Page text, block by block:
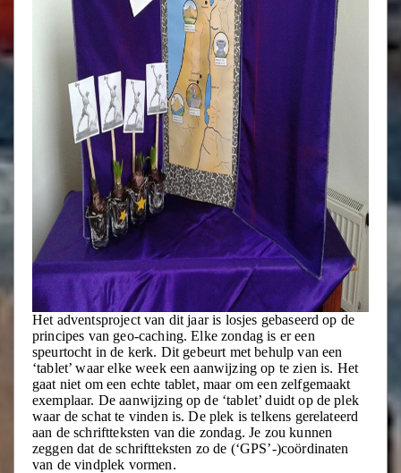
Het adventsproject van dit jaar is losjes gebaseerd op de
principes van geo-caching. Elke zondag is er een
speurtocht in de kerk. Dit gebeurt met behulp van een
‘tablet’ waar elke week een aanwijzing op te zien is. Het
gaat niet om een echte tablet, maar om een zelfgemaakt
exemplaar. De aanwijzing op de ‘tablet’ duidt op de plek
waar de schat te vinden is. De plek is telkens gerelateerd
aan de schriftteksten van die zondag. Je zou kunnen
zeggen dat de schriftteksten zo de (‘GPS’-)coördinaten
van de vindplek vormen.